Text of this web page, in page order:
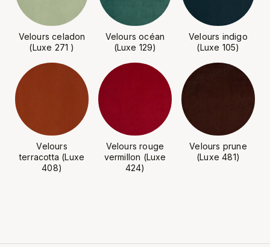
Velours celadon
(Luxe 271 )
Velours océan
(Luxe 129)
Velours indigo
(Luxe 105)
Velours
terracotta (Luxe
408)
Velours rouge
vermillon (Luxe
424)
Velours prune
(Luxe 481)